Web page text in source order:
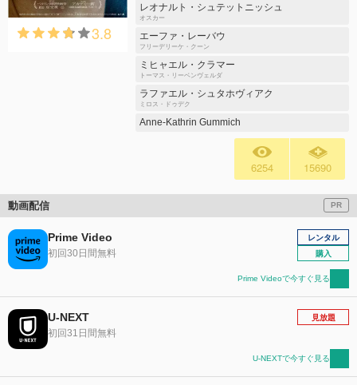
3.8
レオナルト・シュテットニッシュ
オスカー
エーファ・レーバウ
フリーデリーケ・クーン
ミヒャエル・クラマー
トーマス・リーベンヴェルダ
ラファエル・シュタホヴィアク
ミロス・ドゥデク
Anne-Kathrin Gummich
6254 15690
動画配信 PR
Prime Video
初回30日間無料
レンタル
購入
Prime Videoで今すぐ見る
U-NEXT
初回31日間無料
見放題
U-NEXTで今すぐ見る